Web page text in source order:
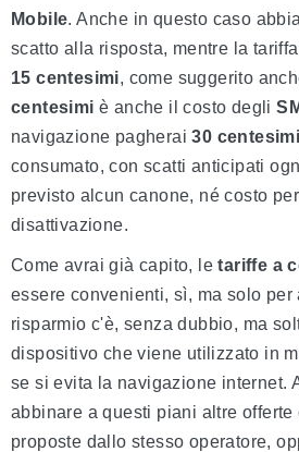
Mobile. Anche in questo caso
scatto alla risposta, mentre la
15 centesimi, come suggerito
centesimiè anche il costo degli
navigazione pagherai30 centesimi
consumato, con scatti anticipati
previsto alcun canone, né costo
disattivazione.
Come avrai già capito, letariffe a
essere convenienti, sì, ma solo per
risparmio c'è, senza dubbio, ma
dispositivo che viene utilizzato in
se si evita la navigazione internet.
abbinare a questi piani altre offerte
proposte dallo stesso operatore,